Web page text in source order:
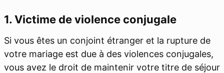
1. Victime de violence conjugale
Si vous êtes un conjoint étranger et la rupture de
votre mariage est due à des violences conjugales,
vous avez le droit de maintenir votre titre de séjour